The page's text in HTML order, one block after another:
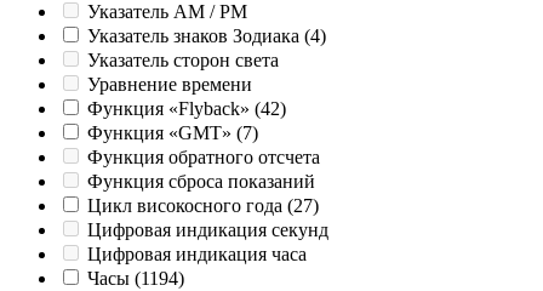
Указатель AM / PM
Указатель знаков Зодиака (4)
Указатель сторон света
Уравнение времени
Функция «Flyback» (42)
Функция «GMT» (7)
Функция обратного отсчета
Функция сброса показаний
Цикл високосного года (27)
Цифровая индикация секунд
Цифровая индикация часа
Часы (1194)